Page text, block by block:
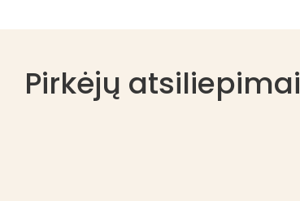
Pirkėjų atsiliepimai